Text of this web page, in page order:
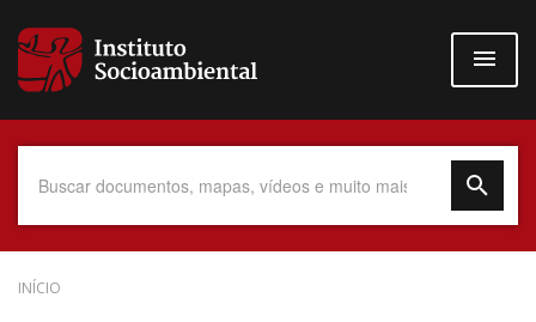
para
conteúdo
Data do Documento
INÍCIO